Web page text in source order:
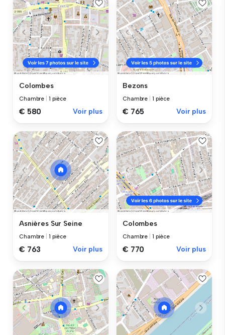
Colombes
Chambre 1 pièce
€ 580 Voir plus
Bezons
Chambre 1 pièce
€ 765 Voir plus
Asnières Sur Seine
Chambre 1 pièce
€ 763 Voir plus
Colombes
Chambre 1 pièce
€ 770 Voir plus